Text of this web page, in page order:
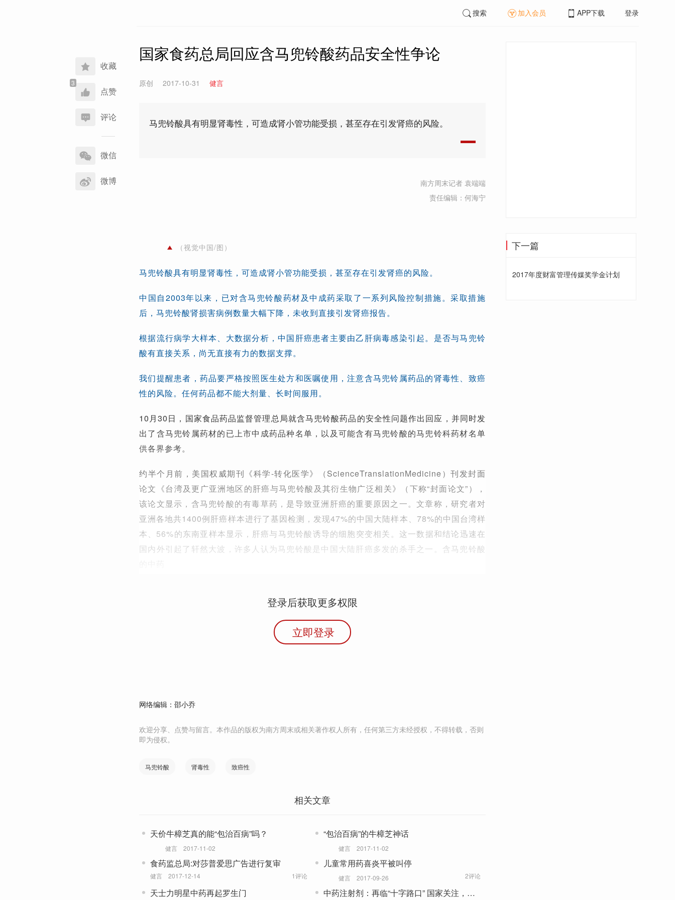
收藏
点赞
评论
享
到
微信
微博
搜索 加入会员 APP下载 登录
国家食药总局回应含马兜铃酸药品安全性争论
原创 2017-10-31 健言
马兜铃酸具有明显肾毒性，可造成肾小管功能受损，甚至存在引发肾癌的风险。
南方周末记者 袁端端
责任编辑：何海宁
（视觉中国/图）
马兜铃酸具有明显肾毒性，可造成肾小管功能受损，甚至存在引发肾癌的风险。
中国自2003年以来，已对含马兜铃酸药材及中成药采取了一系列风险控制措施。采取措施
后，马兜铃酸肾损害病例数量大幅下降，未收到直接引发肾癌报告。
根据流行病学大样本、大数据分析，中国肝癌患者主要由乙肝病毒感染引起。是否与马兜铃
酸有直接关系，尚无直接有力的数据支撑。
我们提醒患者，药品要严格按照医生处方和医嘱使用，注意含马兜铃属药品的肾毒性、致癌
性的风险。任何药品都不能大剂量、长时间服用。
10月30日，国家食品药品监督管理总局就含马兜铃酸药品的安全性问题作出回应，并同时发
出了含马兜铃属药材的已上市中成药品种名单，以及可能含有马兜铃酸的马兜铃科药材名单
供各界参考。
约半个月前，美国权威期刊《科学-转化医学》（ScienceTranslationMedicine）刊发封面
论文《台湾及更广亚洲地区的肝癌与马兜铃酸及其衍生物广泛相关》（下称“封面论文”），
该论文显示，含马兜铃酸的有毒草药，是导致亚洲肝癌的重要原因之一。文章称，研究者对
亚洲各地共1400例肝癌样本进行了基因检测，发现47%的中国大陆样本、78%的中国台湾样
本、56%的东南亚样本显示，肝癌与马兜铃酸诱导的细胞突变相关。这一数据和结论迅速在
国内外引起了轩然大波，许多人认为马兜铃酸是中国大陆肝癌多发的杀手之一。含马兜铃酸
登录后获取更多权限
立即登录
网络编辑：邵小乔
欢迎分享、点赞与留言。本作品的版权为南方周末或相关著作权人所有，任何第三方未经授权，不得转载，否则
即为侵权。
马兜铃酸 肾毒性 致癌性
相关文章
天价牛樟芝真的能“包治百病”吗？
健言 2017-11-02
“包治百病”的牛樟芝神话
健言 2017-11-02
食药监总局:对莎普爱思广告进行复审
健言 2017-12-14 1评论
儿童常用药喜炎平被叫停
健言 2017-09-26 2评论
天士力明星中药再起罗生门
中药注射剂：再临“十字路口” 国家关注，医
下一篇
2017年度财富管理传媒奖学金计划